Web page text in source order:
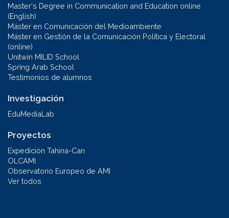
Master's Degree in Communication and Education online
(English)
Máster en Comunicación del Medioambiente
Máster en Gestión de la Comunicación Política y Electoral
(online)
Unitwin MILID School
Spring Arab School
Testimonios de alumnos
Investigación
EduMediaLab
Proyectos
Expedición Tahina-Can
OLCAMI
Observatorio Europeo de AMI
Ver todos